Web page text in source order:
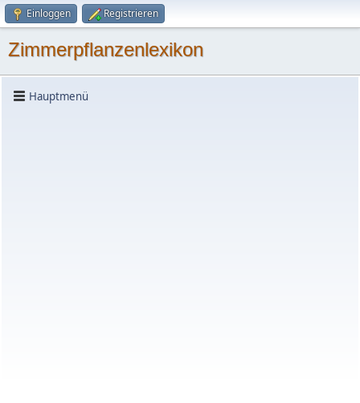
Einloggen Registrieren
Zimmerpflanzenlexikon
Hauptmenü